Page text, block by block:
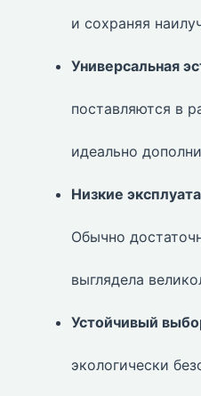
и сохраняя
Универсальная
поставляются в
идеально
Низкие
Обычно
выглядела
Устойчивый
экологически